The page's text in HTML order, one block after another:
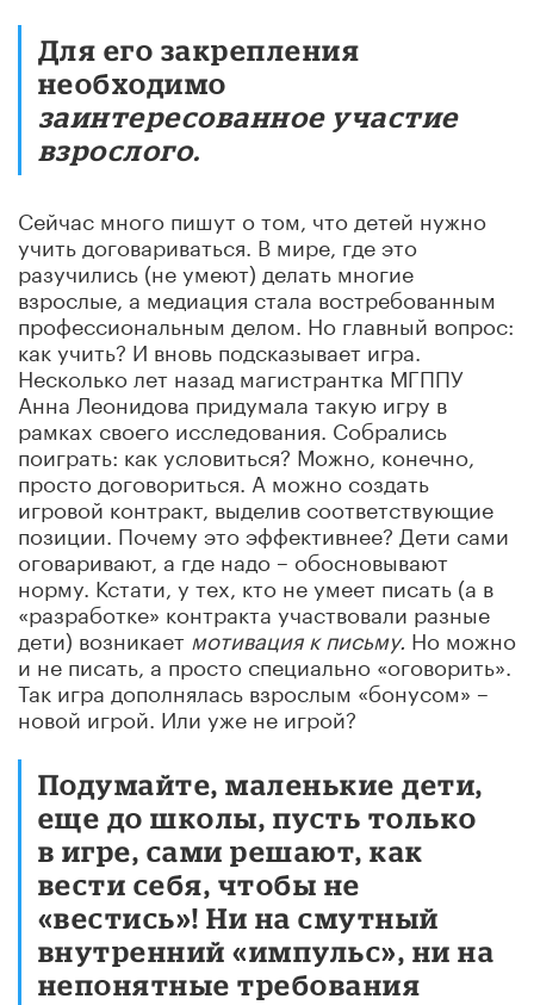
Для его закрепления
необходимо
заинтересованное участие
взрослого.
Сейчас много пишут о том, что детей нужно
учить договариваться. В мире, где это
разучились (не умеют) делать многие
взрослые, а медиация стала востребованным
профессиональным делом. Но главный вопрос:
как учить? И вновь подсказывает игра.
Несколько лет назад магистрантка МГППУ
Анна Леонидова придумала такую игру в
рамках своего исследования. Собрались
поиграть: как условиться? Можно, конечно,
просто договориться. А можно создать
игровой контракт, выделив соответствующие
позиции. Почему это эффективнее? Дети сами
оговаривают, а где надо – обосновывают
норму. Кстати, у тех, кто не умеет писать (а в
«разработке» контракта участвовали разные
дети) возникает мотивация к письму. Но можно
и не писать, а просто специально «оговорить».
Так игра дополнялась взрослым «бонусом» –
новой игрой. Или уже не игрой?
Подумайте, маленькие дети,
еще до школы, пусть только
в игре, сами решают, как
вести себя, чтобы не
«вестись»! Ни на смутный
внутренний «импульс», ни на
непонятные требования